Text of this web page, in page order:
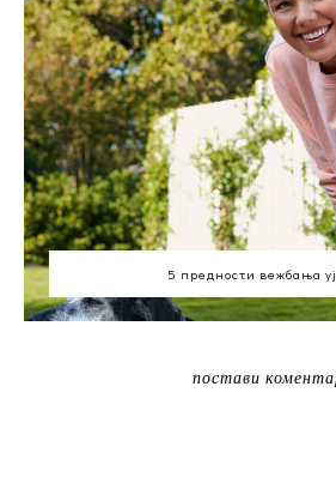
5 предности вежбања
постави